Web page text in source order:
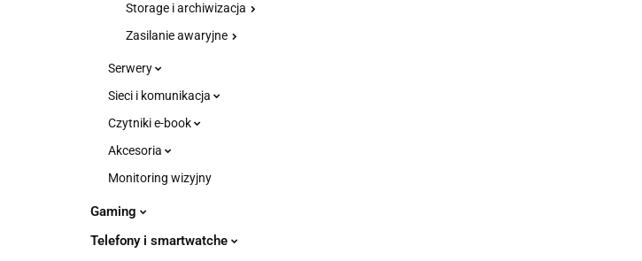
Storage i archiwizacja
Zasilanie awaryjne
Serwery
Sieci i komunikacja
Czytniki e-book
Akcesoria
Monitoring wizyjny
Gaming
Telefony i smartwatche